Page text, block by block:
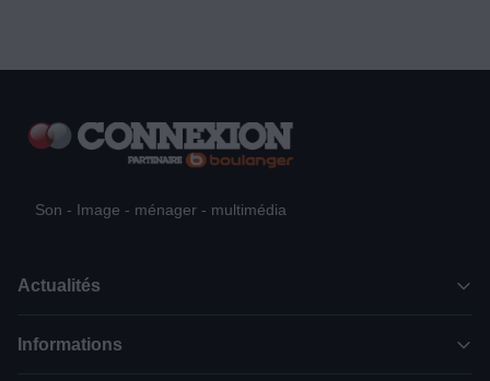
Son - Image - ménager - multimédia
Actualités
Informations